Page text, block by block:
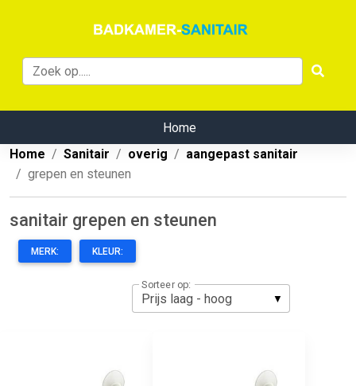
Home
Home
Sanitair overig
aangepast sanitair
grepen en steunen
sanitair grepen en steunen
MERK: KLEUR:
Sorteer op: